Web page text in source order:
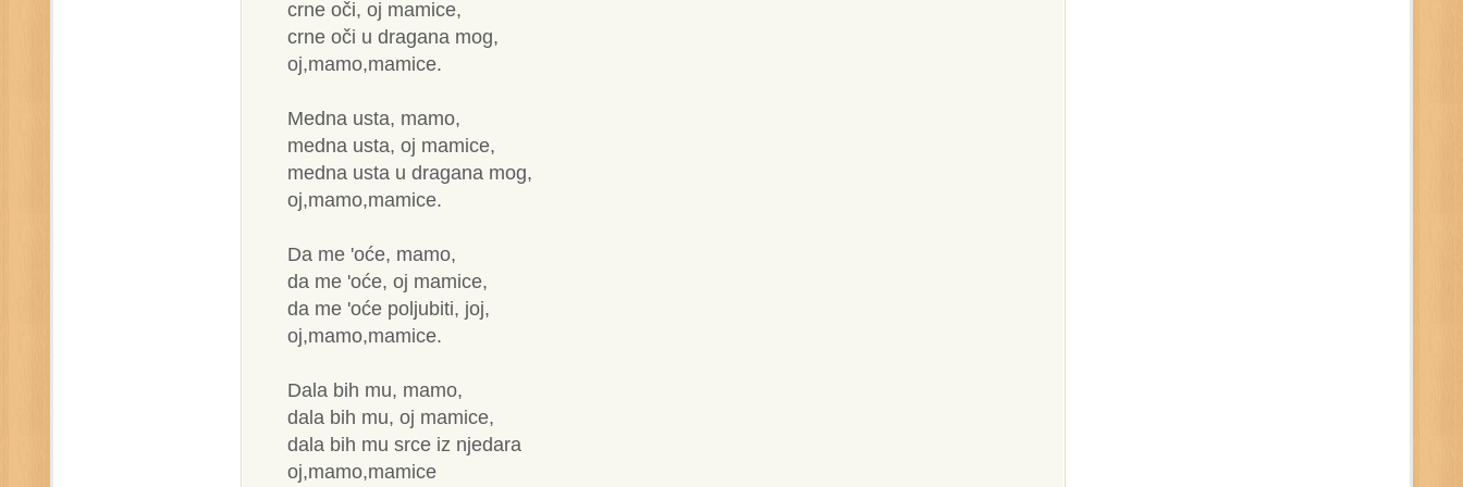
crne oči, oj mamice,
crne oči u dragana mog,
oj,mamo,mamice.
Medna usta, mamo,
medna usta, oj mamice,
medna usta u dragana mog,
oj,mamo,mamice.
Da me 'oće, mamo,
da me 'oće, oj mamice,
da me 'oće poljubiti, joj,
oj,mamo,mamice.
Dala bih mu, mamo,
dala bih mu, oj mamice,
dala bih mu srce iz njedara
oj,mamo,mamice